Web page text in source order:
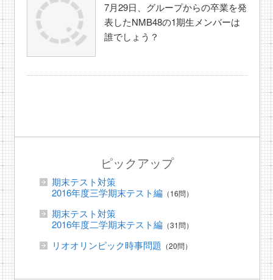
7月29日、グループからの卒業を発
表したNMB48の1期生メンバーは
誰でしょう？
ピックアップ
期末テスト対策
2016年度三学期末テスト編（16問）
期末テスト対策
2016年度二学期末テスト編（31問）
リオオリンピック時事問題 （20問）